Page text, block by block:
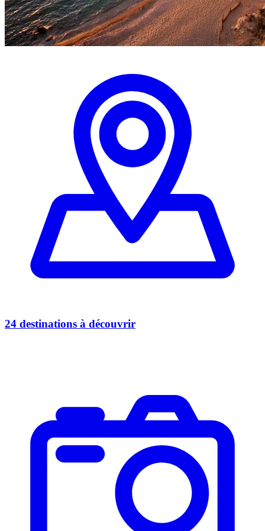
24 destinations à découvrir